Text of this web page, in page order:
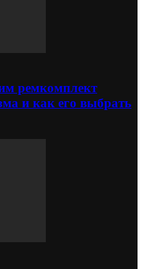
ремкомплект
и как его выбрать